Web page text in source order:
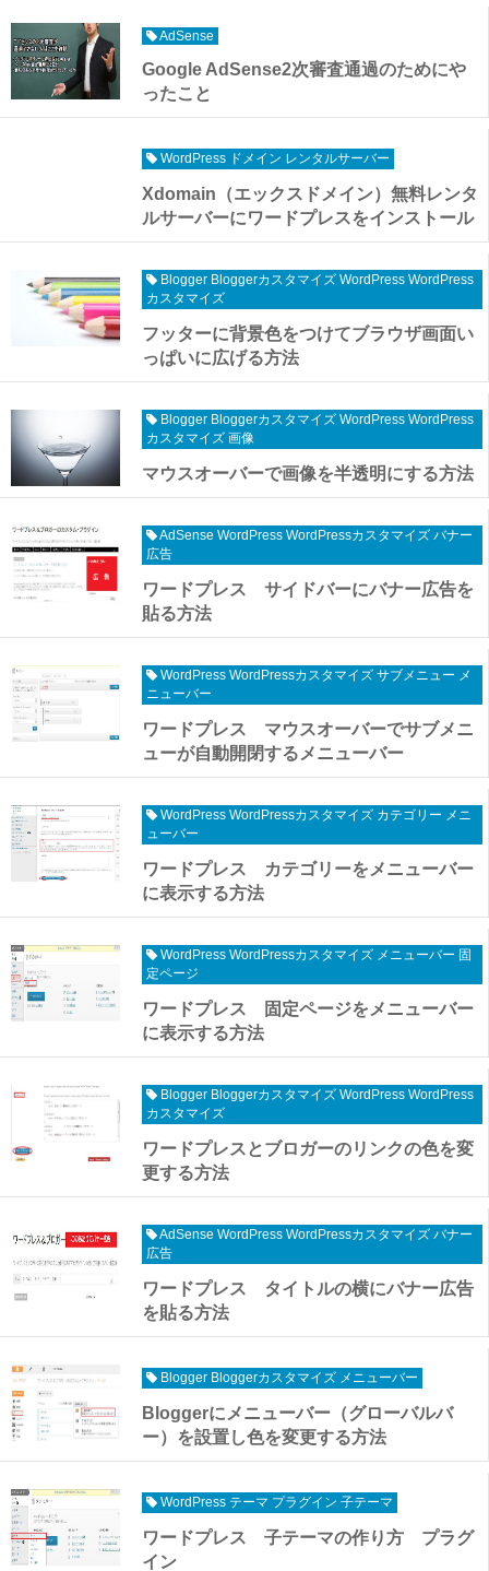
AdSense
Google AdSense2次審査通過のためにや
ったこと
WordPress ドメイン レンタルサーバー
Xdomain（エックスドメイン）無料レンタ
ルサーバーにワードプレスをインストール
Blogger Bloggerカスタマイズ WordPress WordPress
カスタマイズ
フッターに背景色をつけてブラウザ画面い
っぱいに広げる方法
Blogger Bloggerカスタマイズ WordPress WordPress
カスタマイズ 画像
マウスオーバーで画像を半透明にする方法
AdSense WordPress WordPressカスタマイズ バナー
広告
ワードプレス サイドバーにバナー広告を
貼る方法
WordPress WordPressカスタマイズ サブメニュー メ
ニューバー
ワードプレス マウスオーバーでサブメニ
ューが自動開閉するメニューバー
WordPress WordPressカスタマイズ カテゴリー メニ
ューバー
ワードプレス カテゴリーをメニューバー
に表示する方法
WordPress WordPressカスタマイズ メニューバー 固
定ページ
ワードプレス 固定ページをメニューバー
に表示する方法
Blogger Bloggerカスタマイズ WordPress WordPress
カスタマイズ
ワードプレスとブロガーのリンクの色を変
更する方法
AdSense WordPress WordPressカスタマイズ バナー
広告
ワードプレス タイトルの横にバナー広告
を貼る方法
Blogger Bloggerカスタマイズ メニューバー
Bloggerにメニューバー（グローバルバ
ー）を設置し色を変更する方法
WordPress テーマ プラグイン 子テーマ
ワードプレス 子テーマの作り方 プラグ
イン